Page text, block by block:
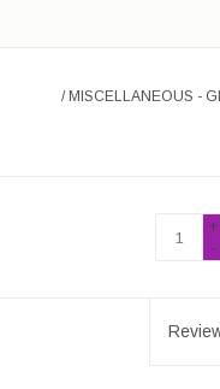
/ MISCELLANEOUS -
+
-